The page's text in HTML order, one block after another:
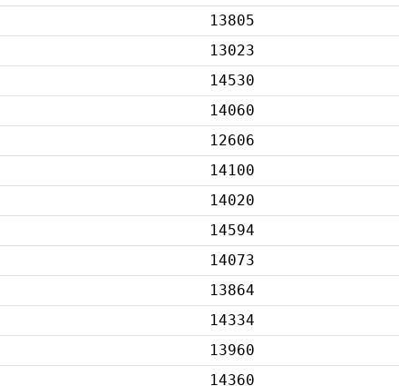
13805
13023
14530
14060
12606
14100
14020
14594
14073
13864
14334
13960
14360